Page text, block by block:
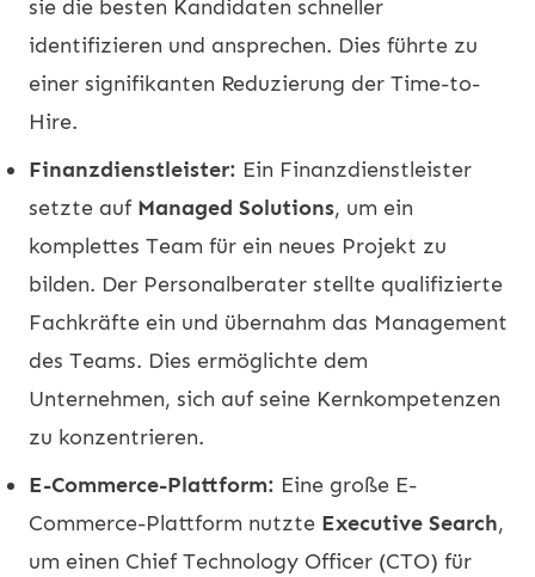
sie die besten Kandidaten schneller
identifizieren und ansprechen. Dies führte zu
einer signifikanten Reduzierung der Time-to-
Hire.
Finanzdienstleister: Ein Finanzdienstleister
setzte auf Managed Solutions, um ein
komplettes Team für ein neues Projekt zu
bilden. Der Personalberater stellte qualifizierte
Fachkräfte ein und übernahm das Management
des Teams. Dies ermöglichte dem
Unternehmen, sich auf seine Kernkompetenzen
zu konzentrieren.
E-Commerce-Plattform: Eine große E-
Commerce-Plattform nutzte Executive Search,
um einen Chief Technology Officer (CTO) für